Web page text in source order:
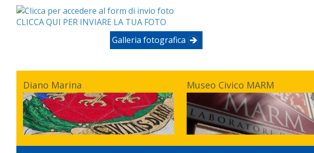
CLICCA QUI PER INVIARE LA TUA FOTO
Galleria fotografica
Diano Marina Museo Civico MARM